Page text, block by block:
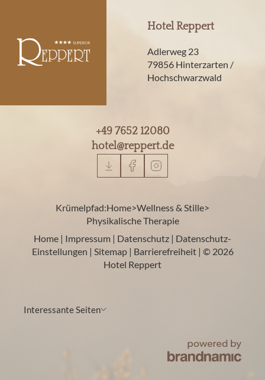
Hotel Reppert
Adlerweg 23
79856 Hinterzarten /
Hochschwarzwald
+49 7652 12080
hotel@reppert.de
Krümelpfad:Home>Wellness & Stille>
Physikalische Therapie
Home | Impressum | Datenschutz | Datenschutz-
Einstellungen | Sitemap | Barrierefreiheit | © 2026
Hotel Reppert
Interessante Seiten